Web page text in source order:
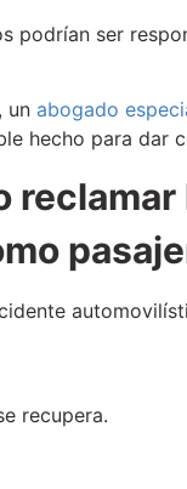
podrían ser
un abogado
hecho para dar
recupera.